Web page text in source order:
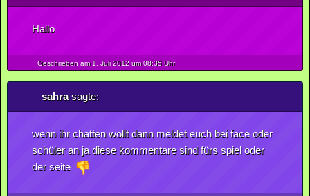
Hallo
Geschrieben am 1. Juli2012um 08:35 Uhr
sahrasagte:
wenn ihr chatten wollt dann meldet euch bei face oder
schüler an ja diese kommentare sind fürs spiel oder
der seite